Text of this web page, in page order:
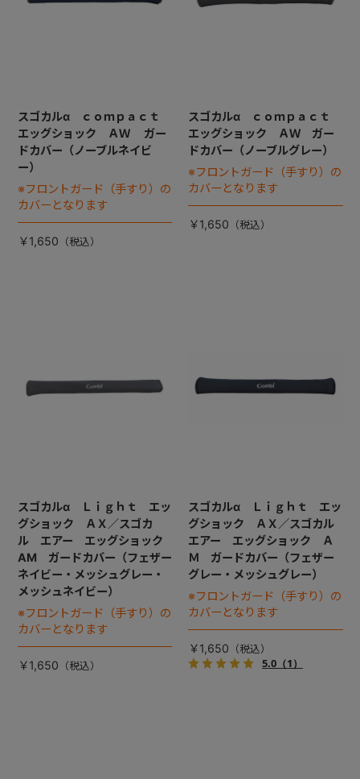
スゴカルα ｃｏｍｐａｃｔ
エッグショック ＡＷ ガー
ドカバー（ノーブルネイビ
ー）
※フロントガード（手すり）の
カバーとなります
￥1,650
スゴカルα ｃｏｍｐａｃｔ
エッグショック ＡＷ ガー
ドカバー（ノーブルグレー）
※フロントガード（手すり）の
カバーとなります
￥1,650
スゴカルα Ｌｉｇｈｔ エッ
グショック ＡＸ／スゴカ
ル エアー エッグショック
AM ガードカバー（フェザー
ネイビー・メッシュグレー・
メッシュネイビー）
※フロントガード（手すり）の
カバーとなります
￥1,650
スゴカルα Ｌｉｇｈｔ エッ
グショック ＡＸ／スゴカル
エアー エッグショック Ａ
Ｍ ガードカバー（フェザー
グレー・メッシュグレー）
※フロントガード（手すり）の
カバーとなります
￥1,650
5.0（1）